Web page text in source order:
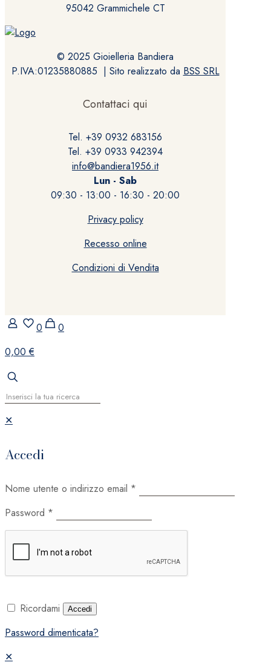
95042 Grammichele CT
© 2025 Gioielleria Bandiera
P.IVA:01235880885 | Sito realizzato da BSS SRL
Contattaci qui
Tel. +39 0932 683156
Tel. +39 0933 942394
info@bandiera1956.it
Lun - Sab
09:30 - 13:00 - 16:30 - 20:00
Privacy policy
Recesso online
Condizioni di Vendita
0
0
0,00 €
✕
Accedi
Nome utente o indirizzo email *
Password *
Ricordami Accedi
Password dimenticata?
✕